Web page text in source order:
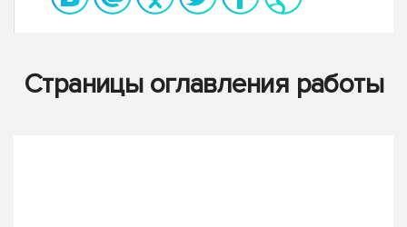
Страницы оглавления работы